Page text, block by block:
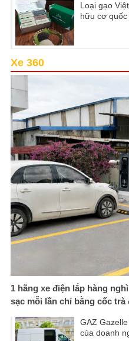
Loại gạo
hữu cơ
Xe 360
1 hãng xe điện lắp hàng
sạc mỗi lần chỉ bằng cốc trà
GAZ
của doanh